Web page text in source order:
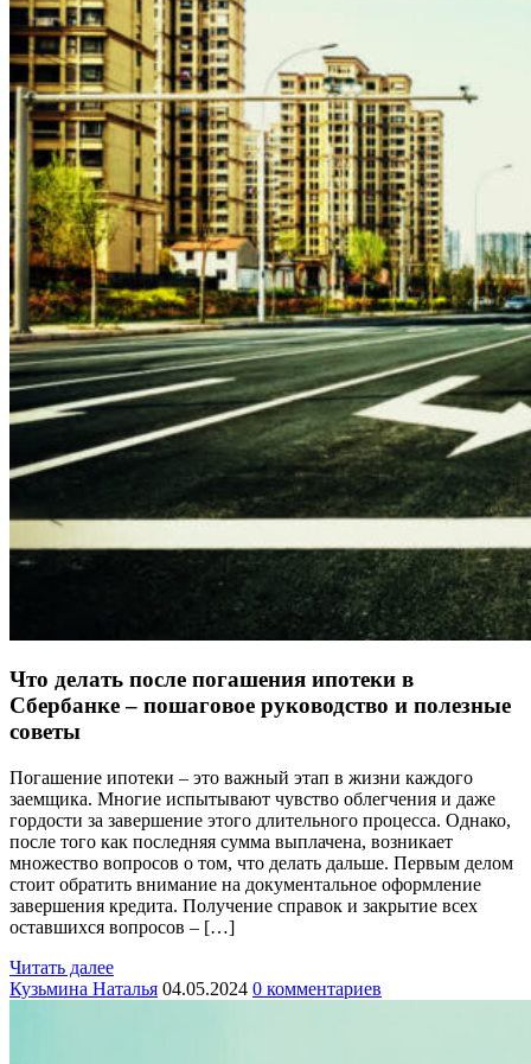
Что делать после погашения ипотеки в
Сбербанке – пошаговое руководство и полезные
советы
Погашение ипотеки – это важный этап в жизни каждого
заемщика. Многие испытывают чувство облегчения и даже
гордости за завершение этого длительного процесса. Однако,
после того как последняя сумма выплачена, возникает
множество вопросов о том, что делать дальше. Первым делом
стоит обратить внимание на документальное оформление
завершения кредита. Получение справок и закрытие всех
оставшихся вопросов – […]
Читать далее
Кузьмина Наталья 04.05.2024 0 комментариев